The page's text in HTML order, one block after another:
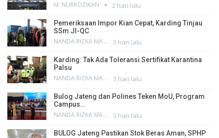
M. NURROZIKAN 2 hari lalu
Pemeriksaan Impor Kian Cepat, Karding Tinjau
SSm JI-QC
NANDA RIZKA MAHENDRA 3 hari lalu
Karding: Tak Ada Toleransi Sertifikat Karantina
Palsu
NANDA RIZKA MAHENDRA 3 hari lalu
Bulog Jateng dan Polines Teken MoU, Program
Campus…
NANDA RIZKA MAHENDRA 3 hari lalu
BULOG Jateng Pastikan Stok Beras Aman, SPHP